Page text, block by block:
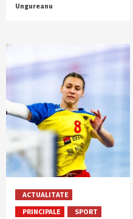
Ungureanu
ACTUALITATE
PRINCIPALE
SPORT